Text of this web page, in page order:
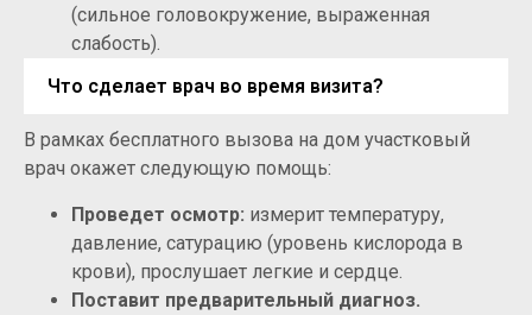
(сильное головокружение, выраженная
слабость).
Что сделает врач во время визита?
В рамках бесплатного вызова на дом участковый
врач окажет следующую помощь:
Проведет осмотр: измерит температуру,
давление, сатурацию (уровень кислорода в
крови), прослушает легкие и сердце.
Поставит предварительный диагноз.